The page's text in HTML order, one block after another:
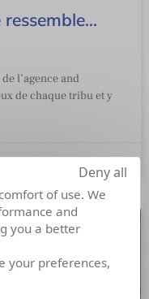
l’agence and
de chaque tribu et y
of use. We
and
you a better
your preferences,
Deny all